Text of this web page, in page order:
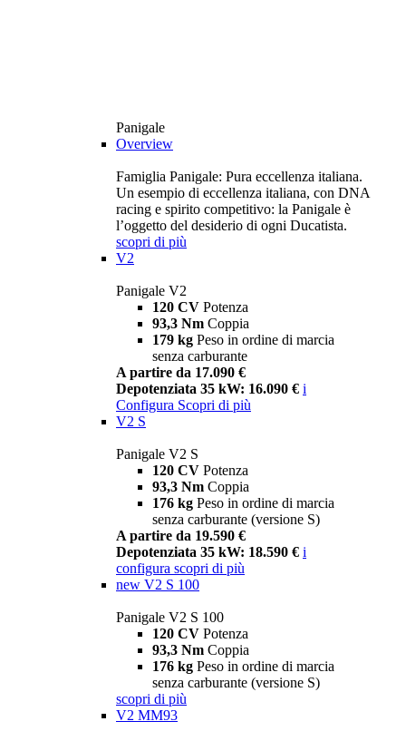
Panigale
Overview
Famiglia Panigale: Pura eccellenza italiana.
Un esempio di eccellenza italiana, con DNA
racing e spirito competitivo: la Panigale è
l’oggetto del desiderio di ogni Ducatista.
scopri di più
V2
Panigale V2
120 CV Potenza
93,3 Nm Coppia
179 kg Peso in ordine di marcia
senza carburante
A partire da 17.090 €
Depotenziata 35 kW: 16.090 € i
Configura Scopri di più
V2 S
Panigale V2 S
120 CV Potenza
93,3 Nm Coppia
176 kg Peso in ordine di marcia
senza carburante (versione S)
A partire da 19.590 €
Depotenziata 35 kW: 18.590 € i
configura scopri di più
new V2 S 100
Panigale V2 S 100
120 CV Potenza
93,3 Nm Coppia
176 kg Peso in ordine di marcia
senza carburante (versione S)
scopri di più
V2 MM93